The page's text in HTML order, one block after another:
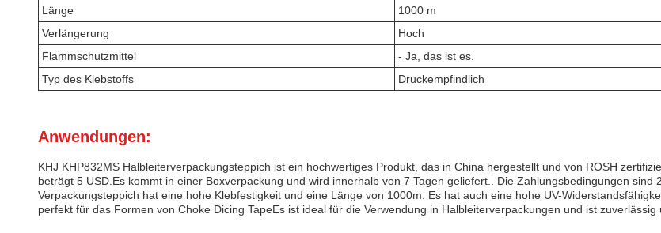
Länge
1000 m
Verlängerung
Hoch
Flammschutzmittel
- Ja, das ist es.
Typ des Klebstoffs
Druckempfindlich
Anwendungen:
KHJ KHP832MS Halbleiterverpackungsteppich ist ein hochwertiges Produkt, das in China hergestellt und von ROSH
beträgt 5 USD.Es kommt in einer Boxverpackung und wird innerhalb von 7 Tagen geliefert.. Die Zahlungsbedingungen
Verpackungsteppich hat eine hohe Klebfestigkeit und eine Länge von 1000m. Es hat auch eine hohe UV-
perfekt für das Formen von Choke Dicing TapeEs ist ideal für die Verwendung in Halbleiterverpackungen und ist zuverlässig